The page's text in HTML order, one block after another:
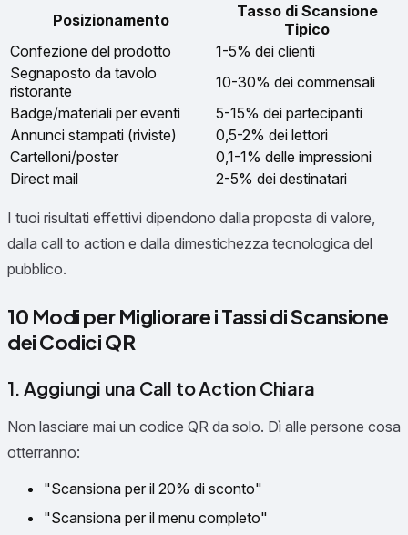
Posizionamento
Tasso di Scansione
Tipico
Confezione del prodotto
1-5% dei clienti
Segnaposto da tavolo
ristorante
10-30% dei commensali
Badge/materiali per eventi
5-15% dei partecipanti
Annunci stampati (riviste)
0,5-2% dei lettori
Cartelloni/poster
0,1-1% delle impressioni
Direct mail
2-5% dei destinatari
I tuoi risultati effettivi dipendono dalla proposta di valore,
dalla call to action e dalla dimestichezza tecnologica del
pubblico.
10 Modi per Migliorare i Tassi di Scansione
dei Codici QR
1. Aggiungi una Call to Action Chiara
Non lasciare mai un codice QR da solo. Dì alle persone cosa
otterranno:
"Scansiona per il 20% di sconto"
"Scansiona per il menu completo"